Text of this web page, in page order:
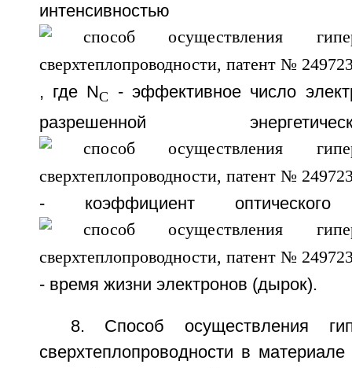
, где NC
- эффективное число
разрешенной
- коэффициент
- время жизни электронов (дырок).
8. Способ осуществления
сверхтеплопроводности в